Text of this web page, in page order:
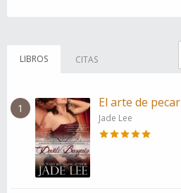
LIBROS CITAS
1 El arte de pecar
Jade Lee